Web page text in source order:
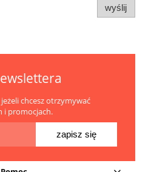
wyślij
chcesz otrzymywać
i promocjach.
zapisz się